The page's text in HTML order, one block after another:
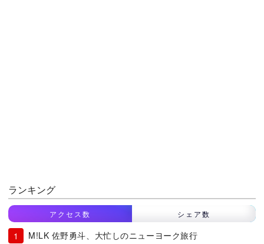
ランキング
アクセス数 シェア数
M!LK 佐野勇斗、大忙しのニューヨーク旅行